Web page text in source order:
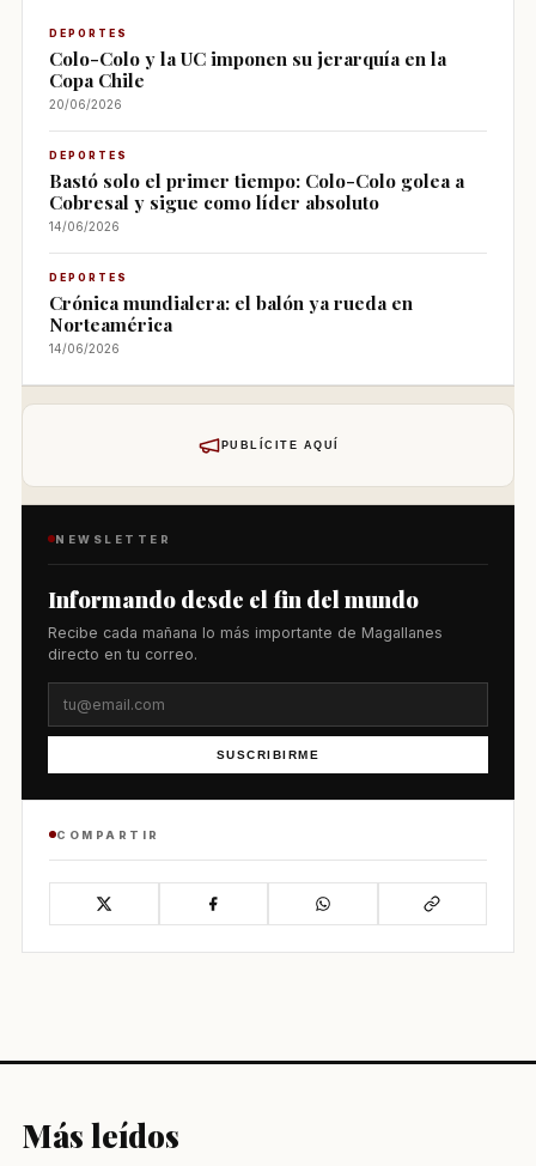
DEPORTES
Colo-Colo y la UC imponen su jerarquía en la
Copa Chile
20/06/2026
DEPORTES
Bastó solo el primer tiempo: Colo-Colo golea a
Cobresal y sigue como líder absoluto
14/06/2026
DEPORTES
Crónica mundialera: el balón ya rueda en
Norteamérica
14/06/2026
PUBLÍCITE AQUÍ
NEWSLETTER
Informando desde el fin del mundo
Recibe cada mañana lo más importante de Magallanes
directo en tu correo.
SUSCRIBIRME
COMPARTIR
Más leídos